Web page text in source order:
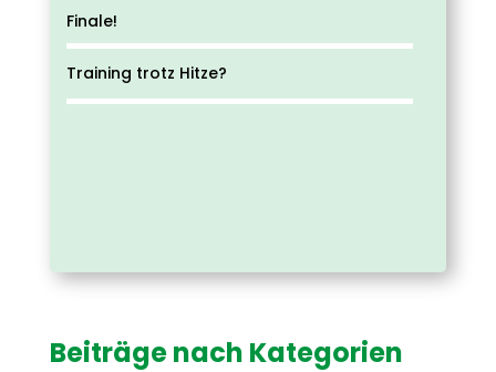
Finale!
Training trotz Hitze?
Beiträge nach Kategorien